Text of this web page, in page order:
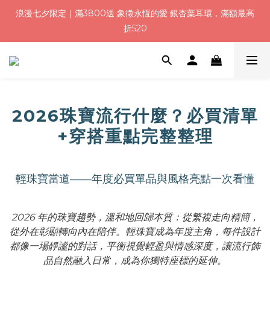
浪漫七夕限定｜滿3800送 象徵永恆的愛 銀杏葉耳環，滿額最高
折520
浪漫七夕限定｜滿3800送 象徵永恆的愛 銀杏葉耳環，滿額最高
折520
加入會員就送＄200 購物金｜下單再送禮贈包裝
折520
2026珠寶流行什麼？必買清單
+穿搭重點完整整理
輕珠寶當道——年度必買單品與風格亮點一次看懂
2026 年的珠寶趨勢，溫和地回歸本質：從繁複走向精簡，
從外在彰顯轉向內在陪伴。輕珠寶成為年度主角，每件設計
都像一場靜謐的對話，平衡視覺輕盈與情感深度，讓流行飾
品自然融入日常，成為你獨特座標的延伸。